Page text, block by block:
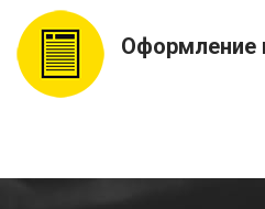
Оформление